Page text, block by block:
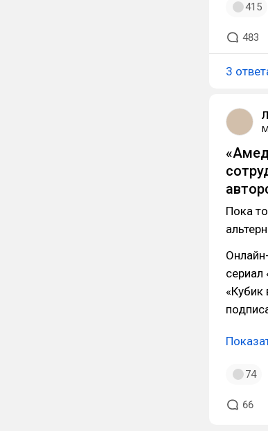
415
483
3
Пока
сериал
74
66